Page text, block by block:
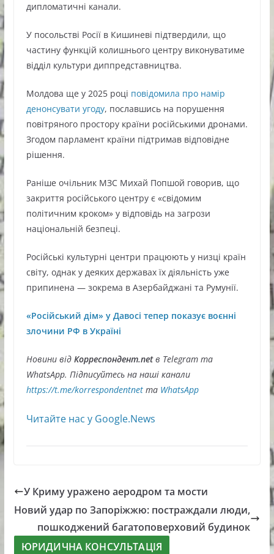
дипломатичні канали.
У посольстві Росії в Кишиневі підтвердили, що
частину функцій колишнього центру виконуватиме
відділ культури диппредставництва.
Молдова ще у 2025 році повідомила про намір
денонсувати угоду, пославшись на порушення
повітряного простору країни російськими дронами.
Згодом парламент країни підтримав відповідне
рішення.
Раніше очільник МЗС Михай Попшой говорив, що
закриття російського центру є «свідомим
політичним кроком» у відповідь на загрози
національній безпеці.
Російські культурні центри працюють у низці країн
світу, однак у деяких державах їх діяльність уже
припинена — зокрема в Азербайджані та Румунії.
«Російський дім» у Давосі тепер показує воєнні
злочини РФ в Україні
Новини відКорреспондент.netв Telegram та
WhatsApp. Підписуйтесь на наші канали
https://t.me/korrespondentnetта WhatsApp
Читайте нас у Google.News
У Криму уражено аеродром та мости
Новий удар по Запоріжжю: постраждали люди,
пошкоджений багатоповерховий будинок
ЮРИДИЧНА КОНСУЛЬТАЦІЯ